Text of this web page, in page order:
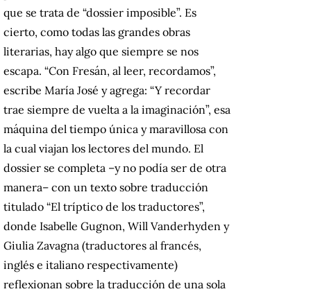
que se trata de “dossier imposible”. Es
cierto, como todas las grandes obras
literarias, hay algo que siempre se nos
escapa. “Con Fresán, al leer, recordamos”,
escribe María José y agrega: “Y recordar
trae siempre de vuelta a la imaginación”, esa
máquina del tiempo única y maravillosa con
la cual viajan los lectores del mundo. El
dossier se completa –y no podía ser de otra
manera– con un texto sobre traducción
titulado “El tríptico de los traductores”,
donde Isabelle Gugnon, Will Vanderhyden y
Giulia Zavagna (traductores al francés,
inglés e italiano respectivamente)
reflexionan sobre la traducción de una sola